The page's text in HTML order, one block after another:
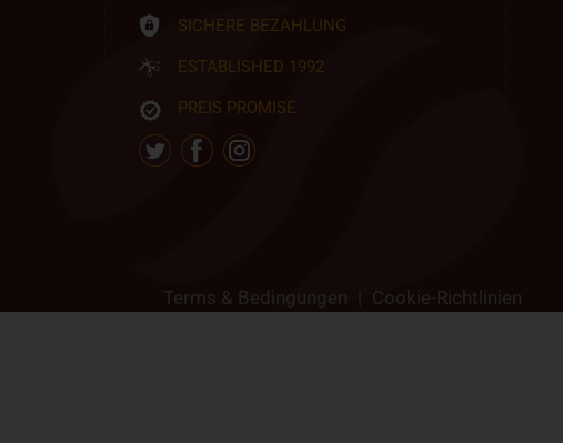
SICHERE BEZAHLUNG
ESTABLISHED 1992
PREIS PROMISE
Terms & Bedingungen Cookie-Richtlinien